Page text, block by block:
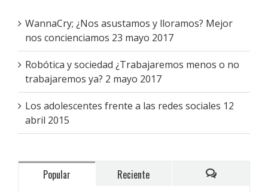
WannaCry; ¿Nos asustamos y lloramos? Mejor
nos concienciamos 23 mayo 2017
Robótica y sociedad ¿Trabajaremos menos o no
trabajaremos ya? 2 mayo 2017
Los adolescentes frente a las redes sociales 12
abril 2015
Popular
Reciente